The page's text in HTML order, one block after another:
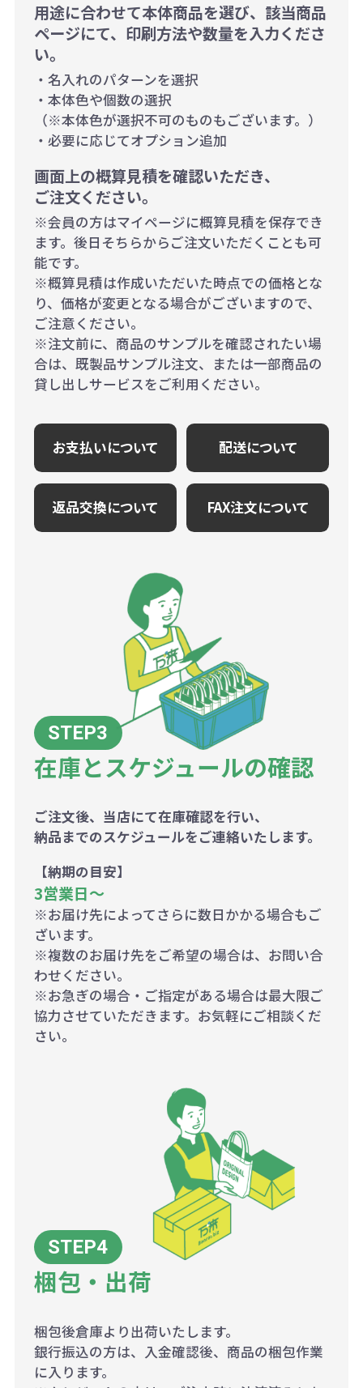
用途に合わせて本体商品を選び、該当商品
ページにて、印刷方法や数量を入力くださ
い。
・名入れのパターンを選択
・本体色や個数の選択
（※本体色が選択不可のものもございます。）
・必要に応じてオプション追加
画面上の概算見積を確認いただき、
ご注文ください。
※会員の方はマイページに概算見積を保存でき
ます。後日そちらからご注文いただくことも可
能です。
※概算見積は作成いただいた時点での価格とな
り、価格が変更となる場合がございますので、
ご注意ください。
※注文前に、商品のサンプルを確認されたい場
合は、既製品サンプル注文、または一部商品の
貸し出しサービスをご利用ください。
お支払いについて 配送について
返品交換について FAX注文について
在庫とスケジュールの確認
ご注文後、当店にて在庫確認を行い、
納品までのスケジュールをご連絡いたします。
【納期の目安】
3営業日〜
※お届け先によってさらに数日かかる場合もご
ざいます。
※複数のお届け先をご希望の場合は、お問い合
わせください。
※お急ぎの場合・ご指定がある場合は最大限ご
協力させていただきます。お気軽にご相談くだ
さい。
梱包・出荷
梱包後倉庫より出荷いたします。
銀行振込の方は、入金確認後、商品の梱包作業
に入ります。